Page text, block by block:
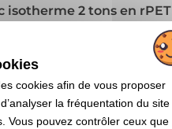
isotherme 2 tons en rPET
cookies afin de vous proposer
la fréquentation du site
Vous pouvez contrôler ceux que